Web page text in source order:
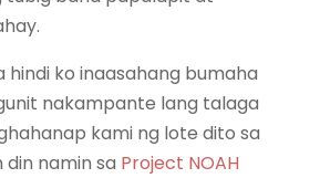
hindi ko inaasahang bumaha
nakampante lang talaga
kami ng lote dito sa
namin sa Project NOAH